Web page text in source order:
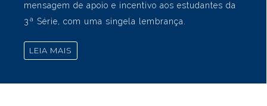
Projetos, com os cursos de Arquitetura, Engenharia
Civil e Design Visual. Após a realização dessa
disposição dos estudantes para esclarecimento de
homenagem ao Dia do Vestibulando, a psicóloga